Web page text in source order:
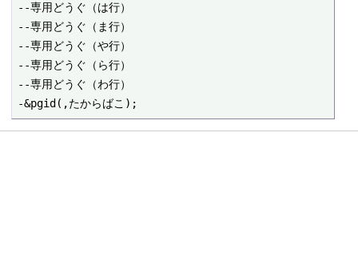
--専用どうぐ（は行）
--専用どうぐ（ま行）
--専用どうぐ（や行）
--専用どうぐ（ら行）
--専用どうぐ（わ行）